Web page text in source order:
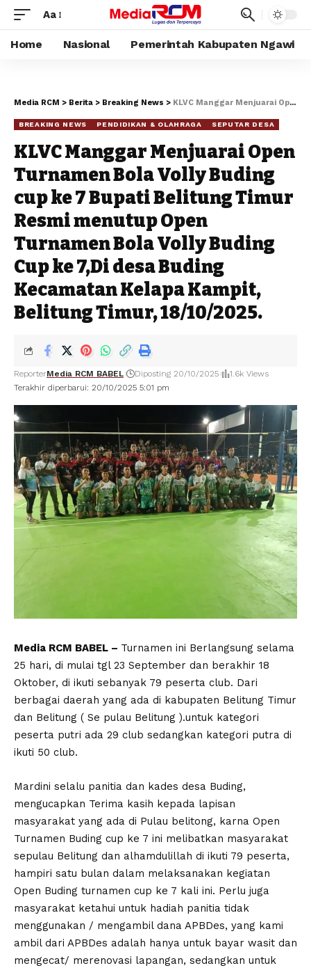
Aa
Home Nasional Pemerintah Kabupaten Ngawi
Media RCM > Berita > Breaking News > KLVC Manggar Menjuarai Open Turnamen Bola Volly Buding cup ke 7 Bupati Belitung Timur Resmi menutup Open Turnamen Bola Volly Buding Cup ke 7,Di desa Buding Kecamatan Kelapa Kampit, Belitung Timur, 18/10/2025.
BREAKING NEWS PENDIDIKAN & OLAHRAGA SEPUTAR DESA
KLVC Manggar Menjuarai Open
Turnamen Bola Volly Buding
cup ke 7 Bupati Belitung Timur
Resmi menutup Open
Turnamen Bola Volly Buding
Cup ke 7,Di desa Buding
Kecamatan Kelapa Kampit,
Belitung Timur, 18/10/2025.
Terakhir diperbarui: 20/10/2025 5:01 pm
ReporterMedia RCM BABEL Diposting 20/10/2025 1.6k Views
Media RCM BABEL – Turnamen ini Berlangsung selama
25 hari, di mulai tgl 23 September dan berakhir 18
Oktober, di ikuti sebanyak 79 peserta club. Dari
berbagai daerah yang ada di kabupaten Belitung Timur
dan Belitung ( Se pulau Belitung ).untuk kategori
peserta putri ada 29 club sedangkan kategori putra di
ikuti 50 club.
Mardini selalu panitia dan kades desa Buding,
mengucapkan Terima kasih kepada lapisan
masyarakat yang ada di Pulau belitong, karna Open
Turnamen Buding cup ke 7 ini melibatkan masyarakat
sepulau Belitung dan alhamdulillah di ikuti 79 peserta,
hampiri satu bulan dalam melaksanakan kegiatan
Open Buding turnamen cup ke 7 kali ini. Perlu juga
masyarakat ketahui untuk hadiah panitia tidak
menggunakan / mengambil dana APBDes, yang kami
ambil dari APBDes adalah hanya untuk bayar wasit dan
mengecat/ merenovasi lapangan, sedangkan untuk